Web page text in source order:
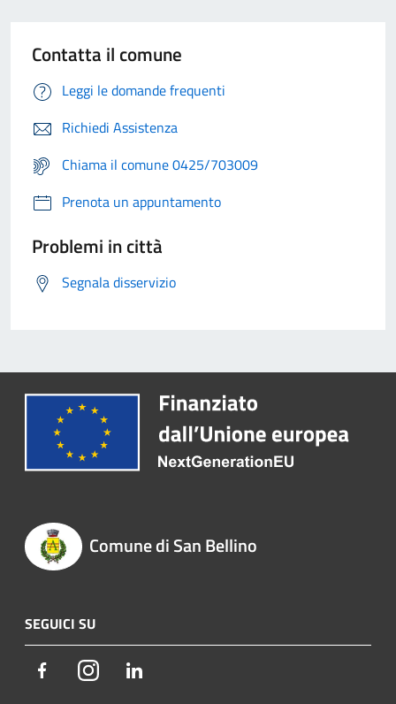
Contatta il comune
Leggi le domande frequenti
Richiedi Assistenza
Chiama il comune 0425/703009
Prenota un appuntamento
Problemi in città
Segnala disservizio
Comune di San Bellino
SEGUICI SU
FacebookInstagram